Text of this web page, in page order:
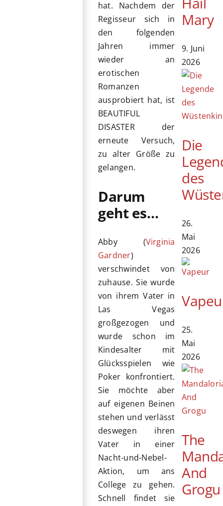
hat. Nachdem der
Regisseur sich in
den folgenden
Jahren immer
wieder an
erotischen
Romanzen
ausprobiert hat, ist
BEAUTIFUL
DISASTER der
erneute Versuch,
zu alter Größe zu
gelangen.
Darum
geht es…
Abby (Virginia
Gardner)
verschwindet von
zuhause. Sie wurde
von ihrem Vater in
Las Vegas
großgezogen und
wurde schon im
Kindesalter mit
Glücksspielen wie
Poker konfrontiert.
Sie möchte aber
auf eigenen Beinen
stehen und verlässt
deswegen ihren
Vater in einer
Nacht-und-Nebel-
Aktion, um ans
College zu gehen.
Schnell findet sie
Mary
9. Juni
2026
Die
des
26.
Mai
2026
25.
Mai
2026
The
And
Grogu